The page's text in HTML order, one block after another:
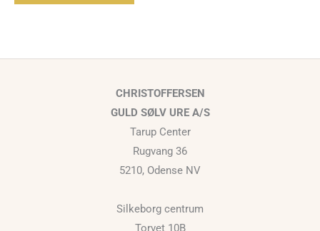
CHRISTOFFERSEN
GULD SØLV URE A/S
Tarup Center
Rugvang 36
5210, Odense NV
Silkeborg centrum
Torvet 10B